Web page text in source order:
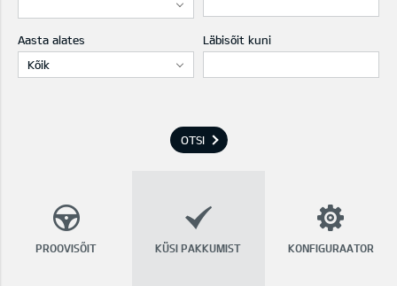
Aasta alates
Kõik
Läbisõit kuni
OTSI
PROOVISÕIT KÜSI PAKKUMIST KONFIGURAATOR